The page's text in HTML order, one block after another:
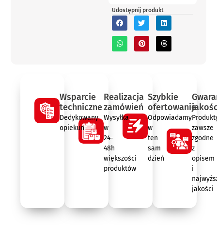
Udostępnij produkt
Wsparcie
techniczne
Dedykowany
opiekun
Realizacja
zamówień
Wysyłka
w
24-
48h
większości
produktów
Szybkie
ofertowanie
Odpowiadamy
w
ten
sam
dzień
zawsze
zgodne
z
opisem
i
jakości